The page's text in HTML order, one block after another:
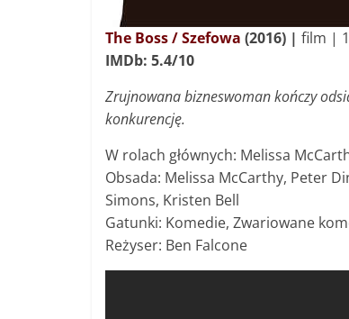
The Boss / Szefowa (2016) | film |
IMDb: 5.4/10
Zrujnowana bizneswoman kończy
konkurencję.
W rolach głównych: Melissa
Obsada: Melissa McCarthy, Peter
Simons, Kristen Bell
Gatunki: Komedie, Zwariowane
Reżyser: Ben Falcone